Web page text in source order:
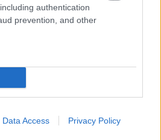
authentication
prevention, and other
Data Access Privacy Policy
HOSSZÚ ÉLETŰ ÁLLATOK